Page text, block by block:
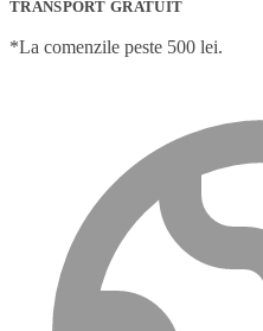
TRANSPORT GRATUIT
*La comenzile peste 500 lei.